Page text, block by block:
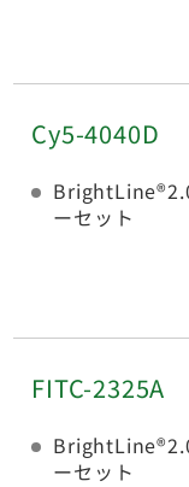
Cy5-4040D
ーセット
FITC-2325A
ーセット